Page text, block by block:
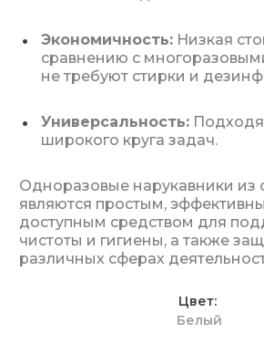
Экономичность: Низкая
сравнению с
не требуют стирки и
Универсальность:
широкого круга задач.
Одноразовые нарукавники из
являются простым,
доступным средством для
чистоты и гигиены, а также
различных сферах
Цвет
Белый